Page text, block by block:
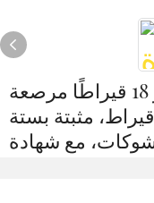
قلادة من الذهب الأبيض عيار 18 قيراطًا مرصعة
بماسة كمثرية الشكل عيار 1 قيراط، مثبتة بستة